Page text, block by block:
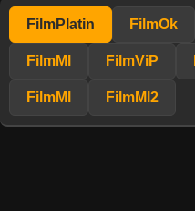
FilmPlatin FilmOk
FilmMl FilmViP
FilmMl FilmMl2